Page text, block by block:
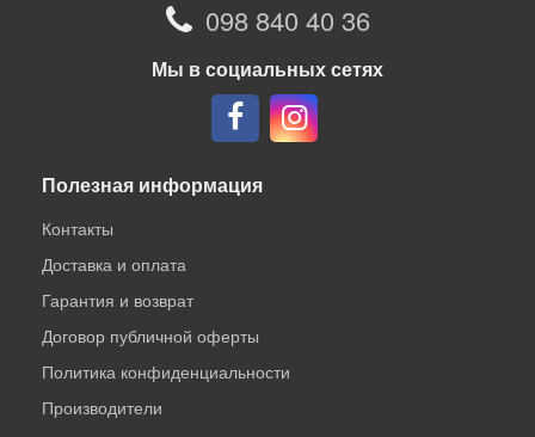
098 840 40 36
Мы в социальных сетях
Полезная информация
Контакты
Доставка и оплата
Гарантия и возврат
Договор публичной оферты
Политика конфиденциальности
Производители